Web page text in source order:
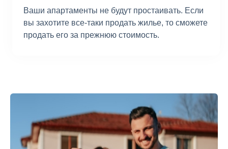
Ваши апартаменты не будут простаивать. Если
вы захотите все-таки продать жилье, то сможете
продать его за прежнюю стоимость.